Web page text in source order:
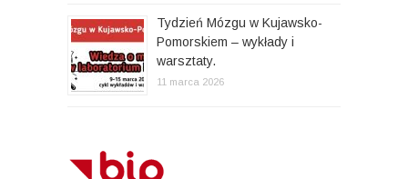
Tydzień Mózgu w Kujawsko-
Pomorskiem – wykłady i
warsztaty.
11 marca 2026